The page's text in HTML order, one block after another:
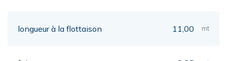
longueur à la flottaison 11,00 mt